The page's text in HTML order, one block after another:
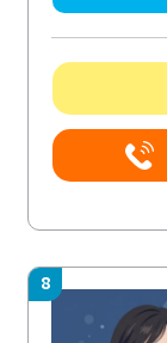
8